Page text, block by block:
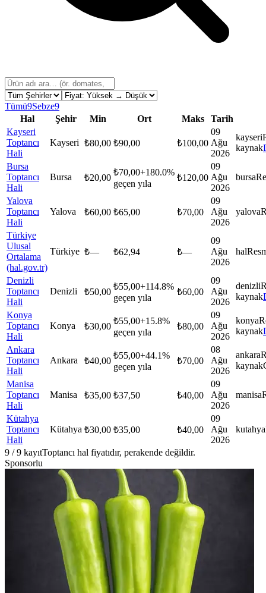
Tümü9Sebze9
Hal
Şehir Min Ort Maks
Tarih
Kayseri
Toptancı
Hali
Kayseri ₺80,00 ₺90,00 ₺100,00
09
Ağu
2026
kayseri
kaynak
Bursa
Toptancı
Hali
Bursa ₺20,00
₺70,00+180.0%
geçen yıla
₺120,00
09
Ağu
2026
bursa
Yalova
Toptancı
Hali
Yalova ₺60,00 ₺65,00 ₺70,00
09
Ağu
2026
yalova
Türkiye
Ulusal
Ortalama
(hal.gov.tr)
Türkiye ₺— ₺62,94 ₺—
09
Ağu
2026
hal
Denizli
Toptancı
Hali
Denizli ₺50,00
₺55,00+114.8%
geçen yıla
₺60,00
09
Ağu
2026
denizli
kaynak
Konya
Toptancı
Hali
Konya ₺30,00
₺55,00+15.8%
geçen yıla
₺80,00
09
Ağu
2026
konya
kaynak
Ankara
Toptancı
Hali
Ankara ₺40,00
₺55,00+44.1%
geçen yıla
₺70,00
08
Ağu
2026
ankara
kaynak
Manisa
Toptancı
Hali
Manisa ₺35,00 ₺37,50 ₺40,00
09
Ağu
2026
manisa
Kütahya
Toptancı
Hali
Kütahya ₺30,00 ₺35,00 ₺40,00
09
Ağu
2026
kutahya
9 /9 kayıtToptancı hal fiyatıdır, perakende değildir.
Sponsorlu